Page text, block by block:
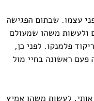
עצמו. שבתום הפגישה
ולעשות משהו שמעולם
פלמנקו. לפני כן,
פעם ראשונה בחיי מול
לעשות משהו אמיץ